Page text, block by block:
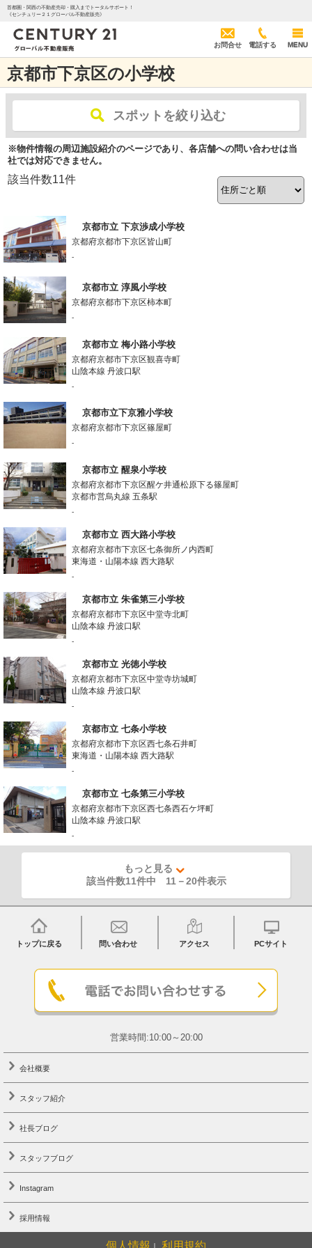
首都圏・関西の不動産売却・購入までトータルサポート！
《センチュリー２１グローバル不動産販売》
お問合せ 電話する MENU
京都市下京区の小学校
スポットを絞り込む
※物件情報の周辺施設紹介のページであり、各店舗への問い合わせは当
社では対応できません。
該当件数11件
京都市立 下京渉成小学校
京都府京都市下京区皆山町
-
京都市立 淳風小学校
京都府京都市下京区柿本町
-
京都市立 梅小路小学校
京都府京都市下京区観喜寺町
山陰本線 丹波口駅
-
京都市立下京雅小学校
京都府京都市下京区篠屋町
-
京都市立 醒泉小学校
京都府京都市下京区醒ケ井通松原下る篠屋町
京都市営烏丸線 五条駅
-
京都市立 西大路小学校
京都府京都市下京区七条御所ノ内西町
東海道・山陽本線 西大路駅
-
京都市立 朱雀第三小学校
京都府京都市下京区中堂寺北町
山陰本線 丹波口駅
-
京都市立 光徳小学校
京都府京都市下京区中堂寺坊城町
山陰本線 丹波口駅
-
京都市立 七条小学校
京都府京都市下京区西七条石井町
東海道・山陽本線 西大路駅
-
京都市立 七条第三小学校
京都府京都市下京区西七条西石ケ坪町
山陰本線 丹波口駅
-
もっと見る
該当件数11件中 11－20件表示
トップに戻る 問い合わせ アクセス PCサイト
営業時間:10:00～20:00
会社概要
スタッフ紹介
社長ブログ
スタッフブログ
Instagram
採用情報
個人情報 利用規約